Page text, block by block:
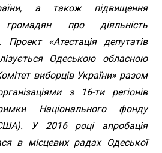
а також підвищення
громадян про діяльність
Проект «Атестація депутатів
Одеською обласною
виборців України» разом
з 16-ти регіонів
Національного фонду
У 2016 році апробація
в місцевих радах Одеської